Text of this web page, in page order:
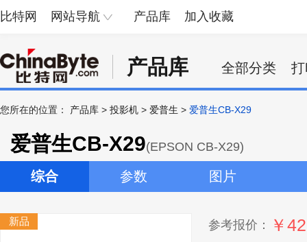
比特网 网站导航 产品库 加入收藏
产品库 全部分类
您所在的位置： 产品库 > 投影机 > 爱普生 > 爱普生CB-X29
爱普生CB-X29(EPSON CB-X29)
综合 参数 图片
新品 参考报价： ￥